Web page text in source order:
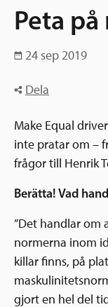
Projekt
Karta
Berättelser
Våra stöd
Sverige och
Sök stöd
Sverige och
Om oss
Uppdrag
Hur vi arbetar
Medarbetare &
Kontakt
Pressrum
Nyheter &
Peta
24 sep 2019
Dela
Make Equal
inte pratar om –
frågor till Henrik
Berätta! Vad
”Det handlar om
normerna inom
killar finns, på
gjort en hel del